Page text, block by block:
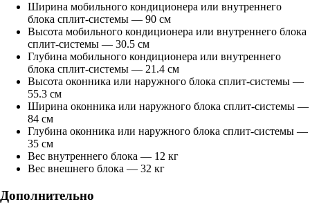
Ширина мобильного кондиционера или внутреннего
блока сплит-системы — 90 см
Высота мобильного кондиционера или внутреннего блока
сплит-системы — 30.5 см
Глубина мобильного кондиционера или внутреннего
блока сплит-системы — 21.4 см
Высота оконника или наружного блока сплит-системы —
55.3 см
Ширина оконника или наружного блока сплит-системы —
84 см
Глубина оконника или наружного блока сплит-системы —
35 см
Вес внутреннего блока — 12 кг
Вес внешнего блока — 32 кг
Дополнительно